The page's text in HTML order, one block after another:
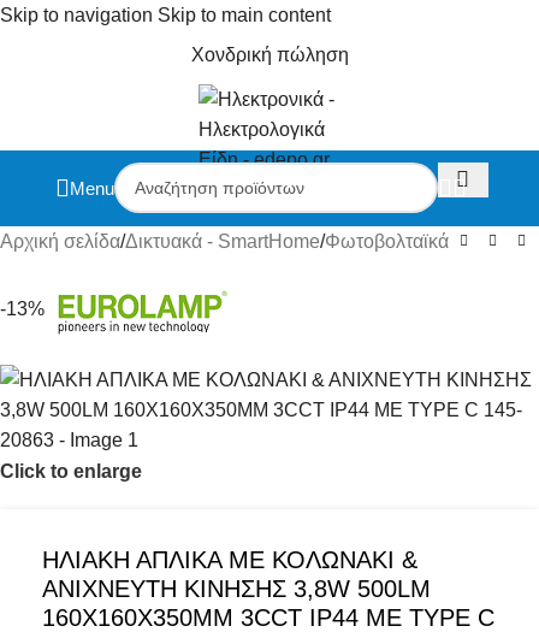
Skip to navigation Skip to main content
Χονδρική πώληση
Menu
Αρχική σελίδα/Δικτυακά - SmartHome/Φωτοβολταϊκά
-13%
Click to enlarge
ΗΛΙΑΚΗ ΑΠΛΙΚΑ ΜΕ ΚΟΛΩΝΑΚΙ &
ΑΝΙΧΝΕΥΤΗ ΚΙΝΗΣΗΣ 3,8W 500LM
160X160X350MM 3CCT IP44 ΜΕ TYPE C